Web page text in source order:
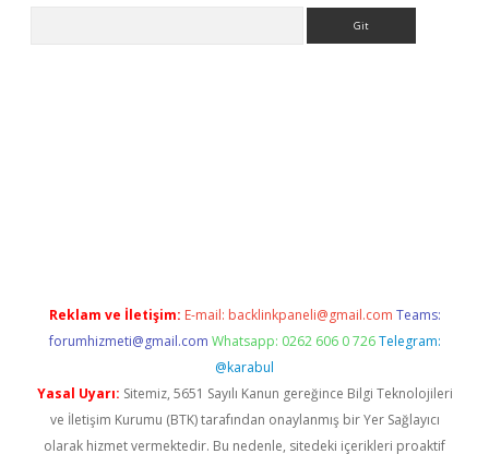
Reklam ve İletişim: E-mail: backlinkpaneli@gmail.com Teams:
forumhizmeti@gmail.com Whatsapp: 0262 606 0 726 Telegram:
@karabul
Yasal Uyarı: Sitemiz, 5651 Sayılı Kanun gereğince Bilgi Teknolojileri
ve İletişim Kurumu (BTK) tarafından onaylanmış bir Yer Sağlayıcı
olarak hizmet vermektedir. Bu nedenle, sitedeki içerikleri proaktif